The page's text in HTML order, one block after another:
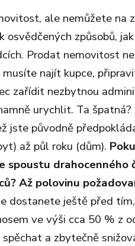
ale nemůžete na
způsobů,
Prodat nemovitost
najít kupce,
zařídit nezbytnou
urychlit. Ta
jste původně
až půl roku (dům).
drahocenného
Až polovinu
dostanete ještě před
ve výši cca 50 % z
a zbytečně